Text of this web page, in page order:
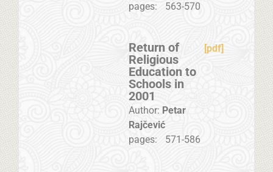
pages:
563-570
Return of
Religious
Education to
Schools in
2001
[pdf]
Author: Petar
Rajčević
pages:
571-586